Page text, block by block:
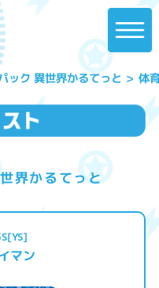
ック 異世界かるてっと 体
界かるてっと
マン